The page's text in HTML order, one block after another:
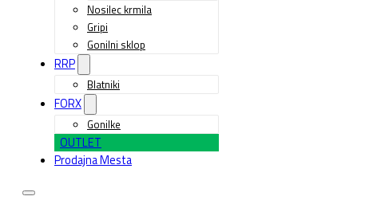
Nosilec krmila
Gripi
Gonilni sklop
RRP
Blatniki
FORX
Gonilke
OUTLET
Prodajna Mesta